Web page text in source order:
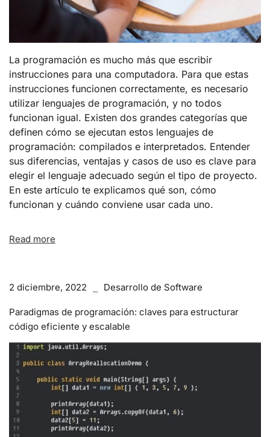
La programación es mucho más que escribir
instrucciones para una computadora. Para que estas
instrucciones funcionen correctamente, es necesario
utilizar lenguajes de programación, y no todos
funcionan igual. Existen dos grandes categorías que
definen cómo se ejecutan estos lenguajes de
programación: compilados e interpretados. Entender
sus diferencias, ventajas y casos de uso es clave para
elegir el lenguaje adecuado según el tipo de proyecto.
En este artículo te explicamos qué son, cómo
funcionan y cuándo conviene usar cada uno.
Read more
2 diciembre, 2022 Desarrollo de Software
Paradigmas de programación: claves para estructurar
código eficiente y escalable